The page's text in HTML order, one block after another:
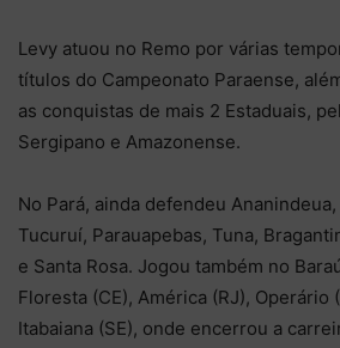
Levy atuou no Remo por várias
títulos do Campeonato Paraense,
as conquistas de mais 2 Estaduais,
Sergipano e Amazonense.
No Pará, ainda defendeu
Tucuruí, Parauapebas, Tuna,
e Santa Rosa. Jogou também no
Floresta (CE), América (RJ), Operário
Itabaiana (SE), onde encerrou a